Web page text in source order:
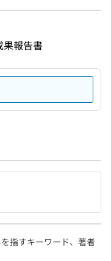
報告書
指すキーワード、著者